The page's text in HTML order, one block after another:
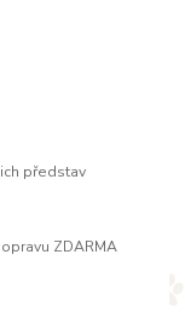
představ
ZDARMA